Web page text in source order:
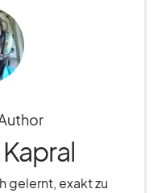
gelernt, exakt zu